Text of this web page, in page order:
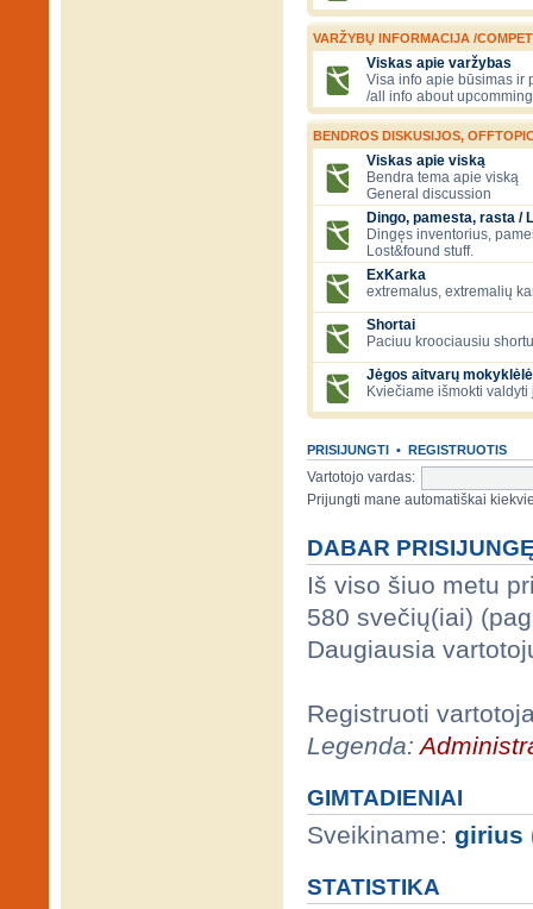
VARŽYBŲ INFORMACIJA /
Viskas apie varžybas
Visa info apie būsimas ir
/all info about
BENDROS DISKUSIJOS,
Viskas apie viską
Bendra tema apie viską
General discussion
Dingo, pamesta, rasta /
Dingęs inventorius,
Lost&found stuff.
ExKarka
extremalus, extremalių
Shortai
Paciuu kroociausiu
Jėgos aitvarų mokyklėlė
Kviečiame išmokti
PRISIJUNGTI • REGISTRUOTIS
Vartotojo vardas:
Prijungti mane automatiškai
DABAR
Iš viso šiuo metu
580 svečių(iai)
Daugiausia
Registruoti
Legenda:
GIMTADIENIAI
Sveikiname: girius
STATISTIKA